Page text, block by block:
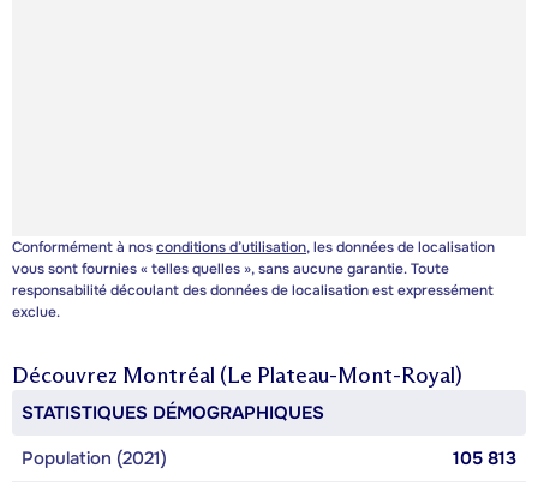
Conformément à nosconditions d’utilisation, les données de localisation
vous sont fournies « telles quelles », sans aucune garantie. Toute
responsabilité découlant des données de localisation est expressément
exclue.
Découvrez Montréal (Le Plateau-Mont-Royal)
STATISTIQUES DÉMOGRAPHIQUES
Population (2021)
105 813